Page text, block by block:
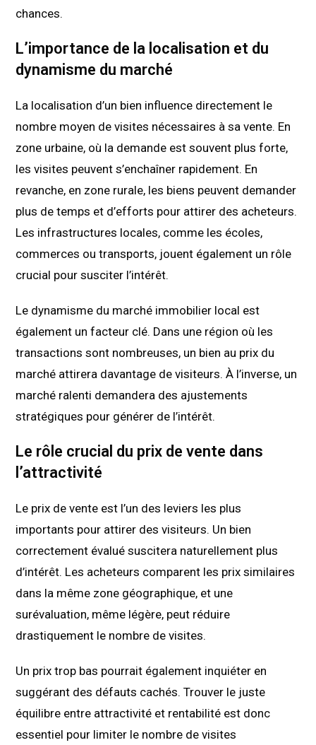
chances.
L’importance de la localisation et du
dynamisme du marché
La localisation d’un bien influence directement le
nombre moyen de visites nécessaires à sa vente. En
zone urbaine, où la demande est souvent plus forte,
les visites peuvent s’enchaîner rapidement. En
revanche, en zone rurale, les biens peuvent demander
plus de temps et d’efforts pour attirer des acheteurs.
Les infrastructures locales, comme les écoles,
commerces ou transports, jouent également un rôle
crucial pour susciter l’intérêt.
Le dynamisme du marché immobilier local est
également un facteur clé. Dans une région où les
transactions sont nombreuses, un bien au prix du
marché attirera davantage de visiteurs. À l’inverse, un
marché ralenti demandera des ajustements
stratégiques pour générer de l’intérêt.
Le rôle crucial du prix de vente dans
l’attractivité
Le prix de vente est l’un des leviers les plus
importants pour attirer des visiteurs. Un bien
correctement évalué suscitera naturellement plus
d’intérêt. Les acheteurs comparent les prix similaires
dans la même zone géographique, et une
surévaluation, même légère, peut réduire
drastiquement le nombre de visites.
Un prix trop bas pourrait également inquiéter en
suggérant des défauts cachés. Trouver le juste
équilibre entre attractivité et rentabilité est donc
essentiel pour limiter le nombre de visites